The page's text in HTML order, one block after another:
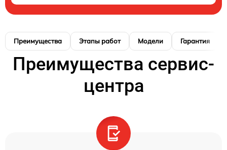
Преимущества Этапы работ Модели Гарантия
Преимущества сервис-
центра